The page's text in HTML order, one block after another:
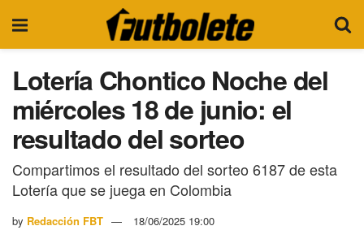
Lotería Chontico Noche del
miércoles 18 de junio: el
resultado del sorteo
Compartimos el resultado del sorteo 6187 de esta
Lotería que se juega en Colombia
by Redacción FBT 18/06/2025 19:00